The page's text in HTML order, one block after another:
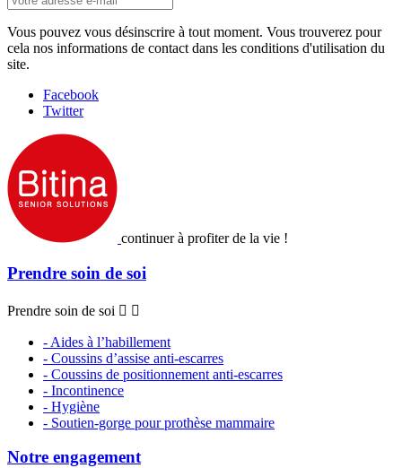
Vous pouvez vous désinscrire à tout moment. Vous trouverez pour
cela nos informations de contact dans les conditions d'utilisation du
site.
Facebook
Twitter
continuer à profiter de la vie !
Prendre soin de soi
Prendre soin de soi  
- Aides à l’habillement
- Coussins d’assise anti-escarres
- Coussins de positionnement anti-escarres
- Incontinence
- Hygiène
- Soutien-gorge pour prothèse mammaire
Notre engagement